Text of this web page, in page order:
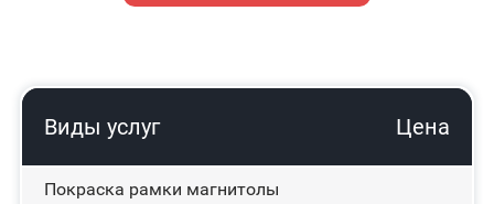
Виды услуг Цена
Покраска рамки магнитолы